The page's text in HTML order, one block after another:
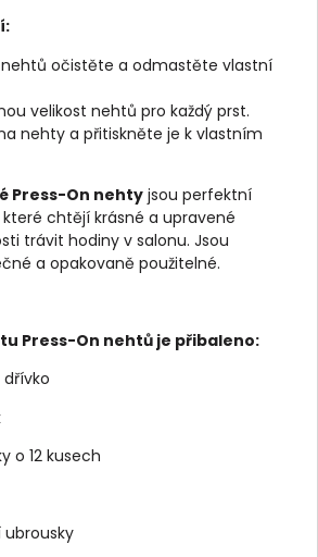
očistěte a odmastěte vlastní
velikost nehtů pro každý prst.
nehty a přitiskněte je k vlastním
Press-On nehtyjsou perfektní
chtějí krásné a upravené
trávit hodiny v salonu. Jsou
a opakovaně použitelné.
Press-On nehtů je přibaleno:
dřívko
o 12 kusech